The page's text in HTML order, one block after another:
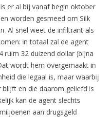
er al bij vanaf begin oktober
worden gesmeed om Silk
Al snel weet de infiltrant als
in totaal zal de agent
ruim 32 duizend dollar (bijna
wordt hem overgemaakt in
die legaal is, maar waarbij
blijft en die daarom geliefd is
kan de agent slechts
aan drugsgeld